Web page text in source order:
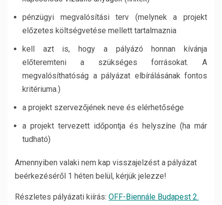
pénzügyi megvalósítási terv (melynek a projekt
előzetes költségvetése mellett tartalmaznia
kell azt is, hogy a pályázó honnan kívánja
előteremteni a szükséges forrásokat. A
megvalósíthatóság a pályázat elbírálásának fontos
kritériuma.)
a projekt szervezőjének neve és elérhetősége
a projekt tervezett időpontja és helyszíne (ha már
tudható)
Amennyiben valaki nem kap visszajelzést a pályázat
beérkezéséről 1 héten belül, kérjük jelezze!
Részletes pályázati kiírás: OFF-Biennále Budapest 2.